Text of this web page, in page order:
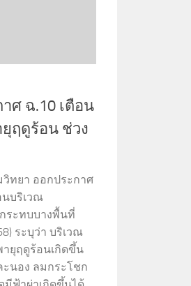
ศ ฉ.10 เตือน
ฤดูร้อน ช่วง
ทยา ออกประกาศ
นบริเวณ
ระทบบางพื้นที่
ระบุว่า บริเวณ
ยุฤดูร้อนเกิดขึ้น
นอง ลมกระโชก